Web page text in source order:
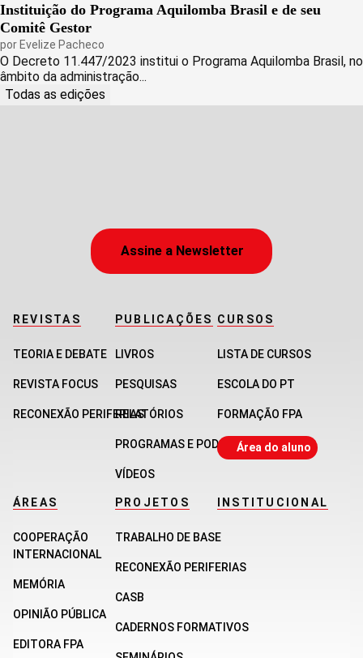
Instituição do Programa Aquilomba Brasil e de seu
Comitê Gestor
por Evelize Pacheco
O Decreto 11.447/2023 institui o Programa Aquilomba Brasil, no
âmbito da administração...
Todas as edições
Assine a Newsletter
REVISTAS
TEORIA E DEBATE
REVISTA FOCUS
RECONEXÃO PERIFERIAS
PUBLICAÇÕES
LIVROS
PESQUISAS
RELATÓRIOS
PROGRAMAS E PODCASTS
VÍDEOS
CURSOS
LISTA DE CURSOS
ESCOLA DO PT
FORMAÇÃO FPA
Área do aluno
ÁREAS
COOPERAÇÃO
INTERNACIONAL
MEMÓRIA
OPINIÃO PÚBLICA
EDITORA FPA
PROJETOS
TRABALHO DE BASE
RECONEXÃO PERIFERIAS
CASB
CADERNOS FORMATIVOS
INSTITUCIONAL